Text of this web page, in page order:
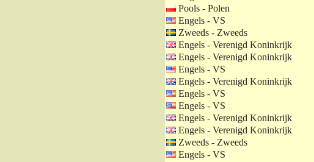
Pools - Polen
Engels - VS
Zweeds - Zweeds
Engels - Verenigd Koninkrijk
Engels - Verenigd Koninkrijk
Engels - VS
Engels - Verenigd Koninkrijk
Engels - VS
Engels - VS
Engels - Verenigd Koninkrijk
Engels - Verenigd Koninkrijk
Zweeds - Zweeds
Engels - VS